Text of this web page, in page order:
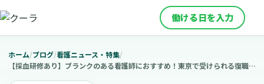
働ける日を入力
ホーム/ブログ/看護ニュース・特集/
【採血研修あり】ブランクのある看護師におすすめ！東京で受けられる復職セミナー5選